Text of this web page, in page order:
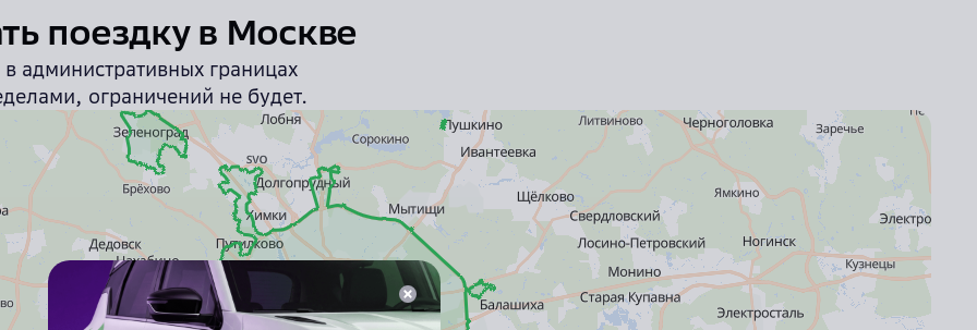
поездку в Москве
административных границах
ограничений не будет.